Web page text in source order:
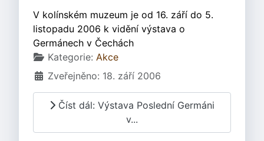
V kolínském muzeum je od 16. září do 5.
listopadu 2006 k vidění výstava o
Germánech v Čechách
Základní údaje
Kategorie: Akce
Zveřejněno: 18. září 2006
Číst dál: Výstava Poslední Germáni
v...